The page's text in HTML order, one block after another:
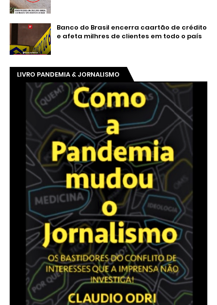
Banco do Brasil encerra caartão de crédito
e afeta milhres de clientes em todo o país
LIVRO PANDEMIA & JORNALISMO